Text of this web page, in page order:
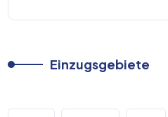
Einzugsgebiete